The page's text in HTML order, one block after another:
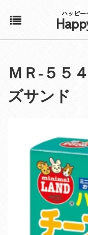
ハッピー
アカウント
カート
ＭＲ‐５５
ズサンド